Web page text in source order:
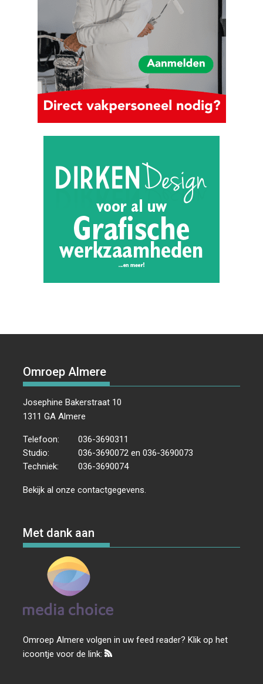
Omroep Almere
Josephine Bakerstraat 10
1311 GA Almere
Telefoon:
036-3690311
Studio:
036-3690072 en 036-3690073
Techniek:
036-3690074
Bekijk al onzecontactgegevens
Met dank aan
Omroep Almere volgen in uw feed reader? Klik op het
icoontje voor de link: